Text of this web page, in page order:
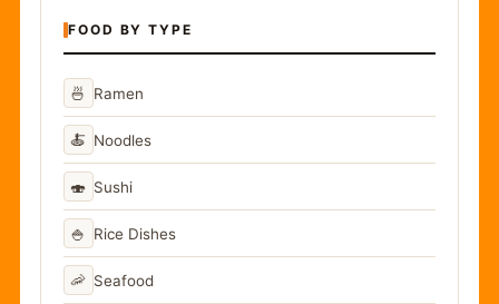
FOOD BY TYPE
🍜 Ramen
🍝 Noodles
🍣 Sushi
🍚 Rice Dishes
🦐 Seafood